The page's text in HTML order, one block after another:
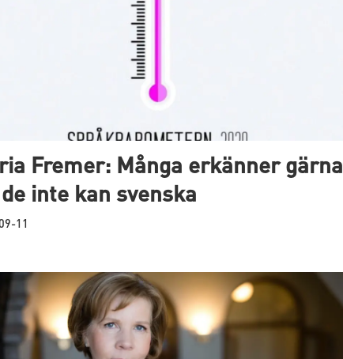
Fremer: Många erkänner gärna
inte kan svenska
11